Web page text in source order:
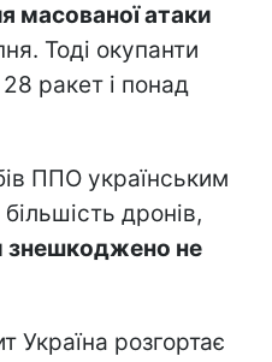
масованої атаки
Тоді окупанти
ракет і понад
ППО українським
дронів,
знешкоджено не
Україна розгортає